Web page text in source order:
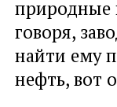
природные
говоря,
найти ему
нефть, вот